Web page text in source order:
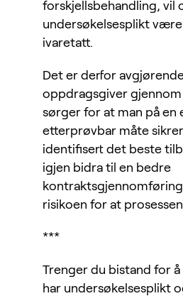
forskjellsbehandling, vil
undersøkelsesplikt
ivaretatt.
Det er derfor
oppdragsgiver
sørger for at man på en
etterprøvbar måte
identifisert det beste
igjen bidra til en bedre
risikoen for at
***
Trenger du bistand for
har undersøkelsesplikt